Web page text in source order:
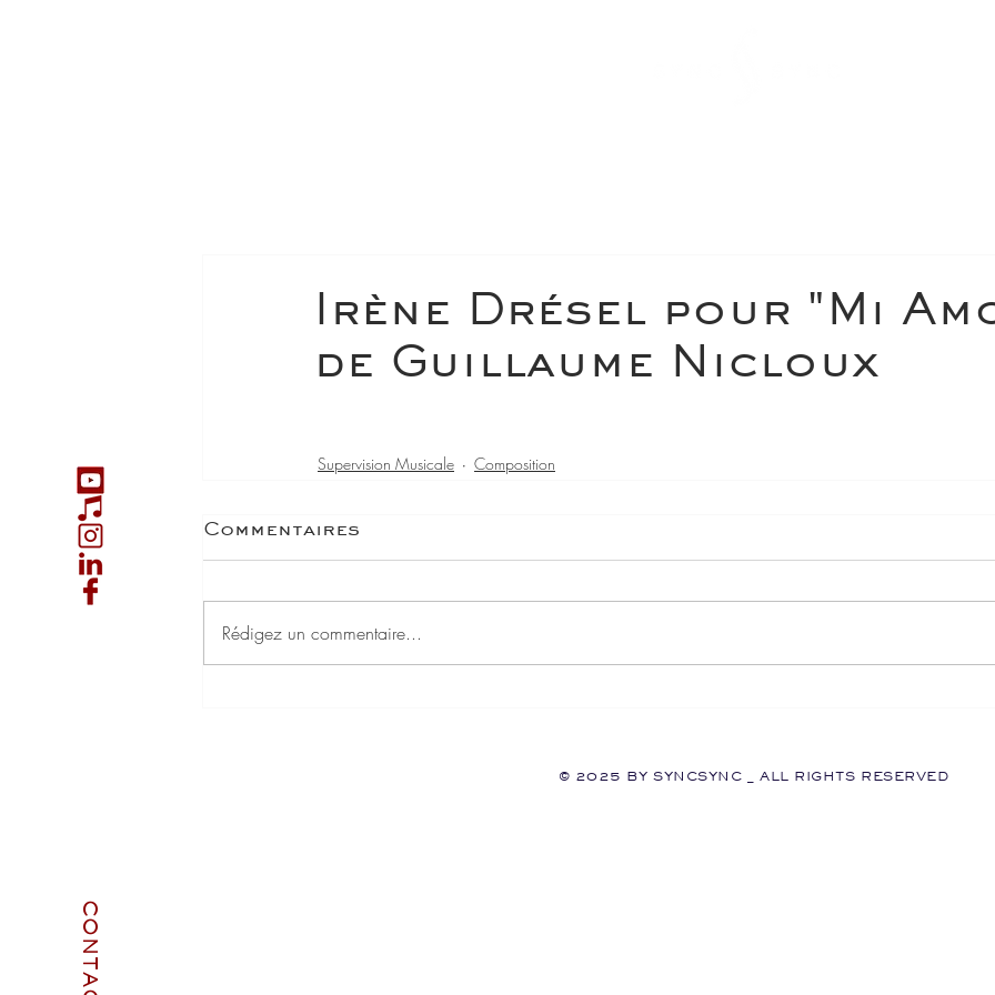
Irène Drésel pour "Mi
de Guillaume Nicloux
Supervision Musicale Composition
Commentaires
Rédigez un commentaire...
CONTACT
© 2025 BY SYNCSYNC _ ALL RIGHTS RESERVED